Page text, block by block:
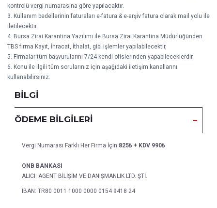
kontrolü vergi numarasına göre yapılacaktır.
3. Kullanım bedellerinin faturaları e-fatura & e-arşiv fatura olarak mail yolu ile
iletilecektir.
4. Bursa Zirai Karantina Yazılımı ile Bursa Zirai Karantina Müdürlüğünden
TBS firma Kayıt, İhracat, İthalat, gibi işlemler yapılabilecektir,
5. Firmalar tüm başvurularını 7/24 kendi ofislerinden yapabileceklerdir.
6. Konu ile ilgili tüm sorularınız için aşağıdaki iletişim kanallarını
kullanabilirsiniz.
BİLGİ
ÖDEME BİLGİLERİ
Vergi Numarası Farklı Her Firma İçin 825₺ + KDV 990₺
QNB BANKASI
ALICI: AGENT BİLİŞİM VE DANIŞMANLIK LTD. ŞTİ.
IBAN: TR80 0011 1000 0000 0154 9418 24